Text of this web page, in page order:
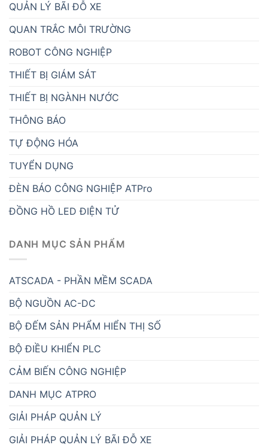
QUẢN LÝ BÃI ĐỖ XE
QUAN TRẮC MÔI TRƯỜNG
ROBOT CÔNG NGHIỆP
THIẾT BỊ GIÁM SÁT
THIẾT BỊ NGÀNH NƯỚC
THÔNG BÁO
TỰ ĐỘNG HÓA
TUYỂN DỤNG
ĐÈN BÁO CÔNG NGHIỆP ATPro
ĐỒNG HỒ LED ĐIỆN TỬ
DANH MỤC SẢN PHẨM
ATSCADA - PHẦN MỀM SCADA
BỘ NGUỒN AC-DC
BỘ ĐẾM SẢN PHẨM HIỂN THỊ SỐ
BỘ ĐIỀU KHIỂN PLC
CẢM BIẾN CÔNG NGHIỆP
DANH MỤC ATPRO
GIẢI PHÁP QUẢN LÝ
GIẢI PHÁP QUẢN LÝ BÃI ĐỖ XE